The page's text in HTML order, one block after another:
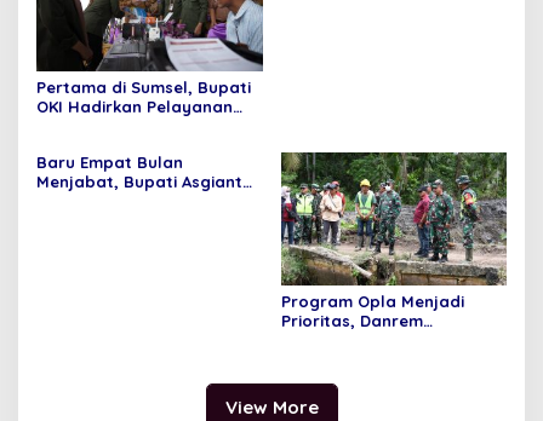
Pertama di Sumsel, Bupati
OKI Hadirkan Pelayanan
Baru Empat Bulan
Menjabat, Bupati Asgianto
Program Opla Menjadi
Prioritas, Danrem
View More